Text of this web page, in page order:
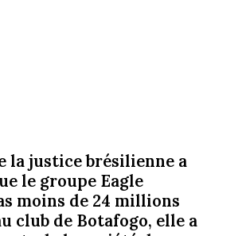
la justice brésilienne a
le groupe Eagle
moins de 24 millions
club de Botafogo, elle a